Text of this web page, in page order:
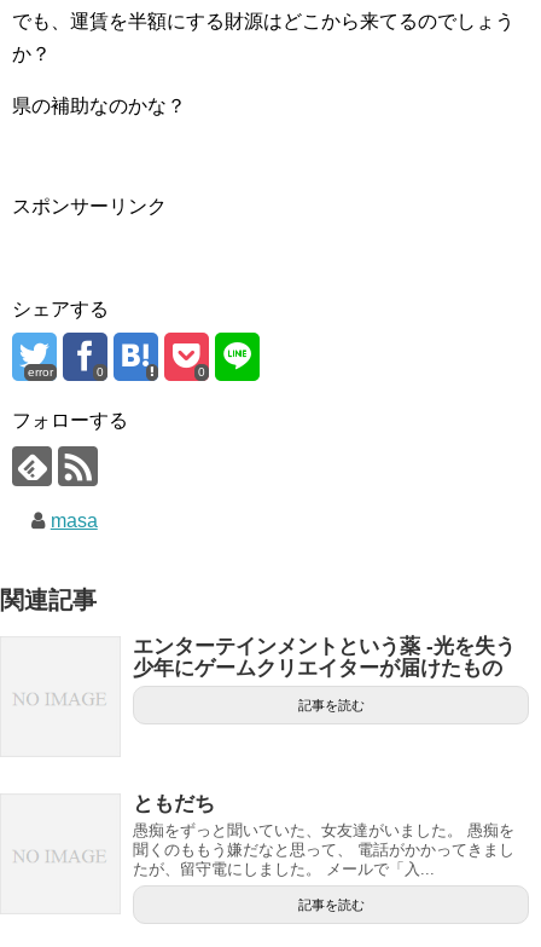
でも、運賃を半額にする財源はどこから来てるのでしょう
か？
県の補助なのかな？
スポンサーリンク
シェアする
error 0 0
フォローする
masa
関連記事
エンターテインメントという薬 -光を失う
少年にゲームクリエイターが届けたもの
記事を読む
ともだち
愚痴をずっと聞いていた、女友達がいました。 愚痴を
聞くのももう嫌だなと思って、 電話がかかってきまし
たが、留守電にしました。 メールで「入...
記事を読む